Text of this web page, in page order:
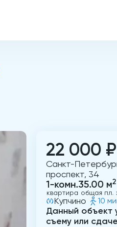
22 000 ₽
Санкт-
проспект, 34
1-комн.
квартира
35.00 м2
общая пл.
Купчино 10
Данный объект
съему или